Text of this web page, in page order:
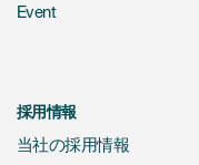
Event
採用情報
当社の採用情報